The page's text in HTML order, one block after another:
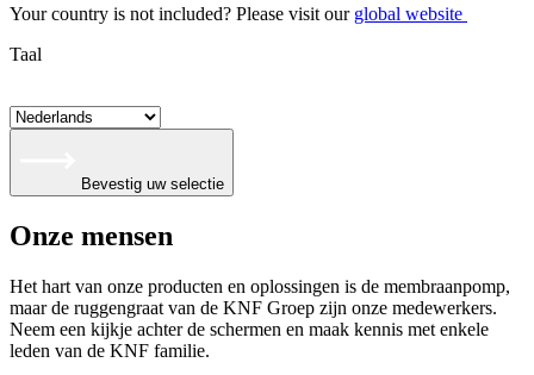
Your country is not included? Please visit our global website
Taal
Bevestig uw selectie
Onze mensen
Het hart van onze producten en oplossingen is de membraanpomp,
maar de ruggengraat van de KNF Groep zijn onze medewerkers.
Neem een kijkje achter de schermen en maak kennis met enkele
leden van de KNF familie.